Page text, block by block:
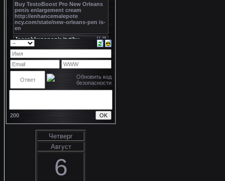
200
Четверг
Август
6